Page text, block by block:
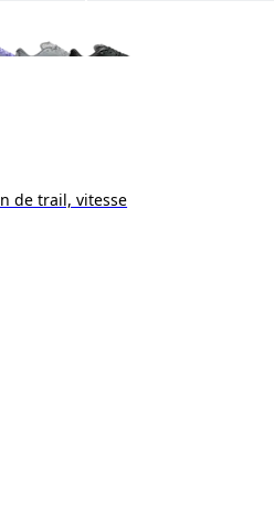
de trail, vitesse